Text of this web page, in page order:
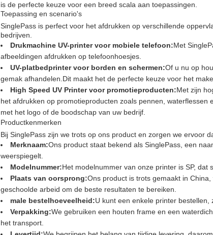
is de perfecte keuze voor een breed scala aan toepassingen.
Toepassing en scenario's
SinglePass is perfect voor het afdrukken op verschillende
bedrijven.
Drukmachine UV-printer voor mobiele telefoon:Met
afbeeldingen afdrukken op telefoonhoesjes.
UV-platbedprinter voor borden en schermen:Of u nu op
gemak afhandelen.Dit maakt het de perfecte keuze voor het
High Speed UV Printer voor promotieproducten:Met zijn
het afdrukken op promotieproducten zoals pennen,
met het logo of de boodschap van uw bedrijf.
Productkenmerken
Bij SinglePass zijn we trots op ons product en zorgen we ervoor
Merknaam:Ons product staat bekend als SinglePass, een
weerspiegelt.
Modelnummer:Het modelnummer van onze printer is SP, dat
Plaats van oorsprong:Ons product is trots gemaakt in
geschoolde arbeid om de beste resultaten te bereiken.
male bestelhoeveelheid:U kunt een enkele printer bestellen,
Verpakking:We gebruiken een houten frame en een
het transport.